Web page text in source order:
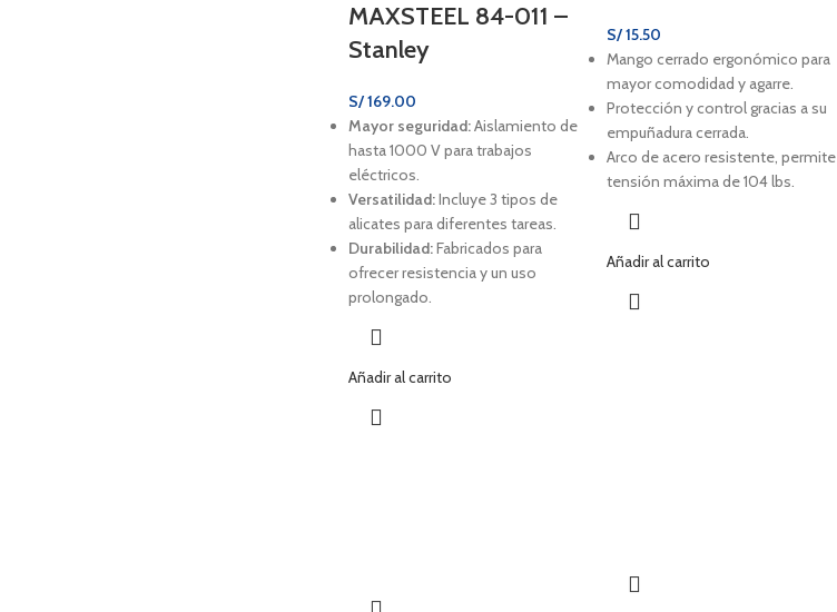
MAXSTEEL 84-011 –
Stanley
S/169.00
Mayor seguridad:Aislamiento de
hasta 1000 V para trabajos
eléctricos.
Versatilidad:Incluye 3 tipos de
alicates para diferentes tareas.
Durabilidad:Fabricados para
ofrecer resistencia y un uso
prolongado.
Añadir al carrito
S/15.50
Mango cerrado ergonómico para
mayor comodidad y agarre.
Protección y control gracias a su
empuñadura cerrada.
Arco de acero resistente, permite
tensión máxima de 104 lbs.
Añadir al carrito